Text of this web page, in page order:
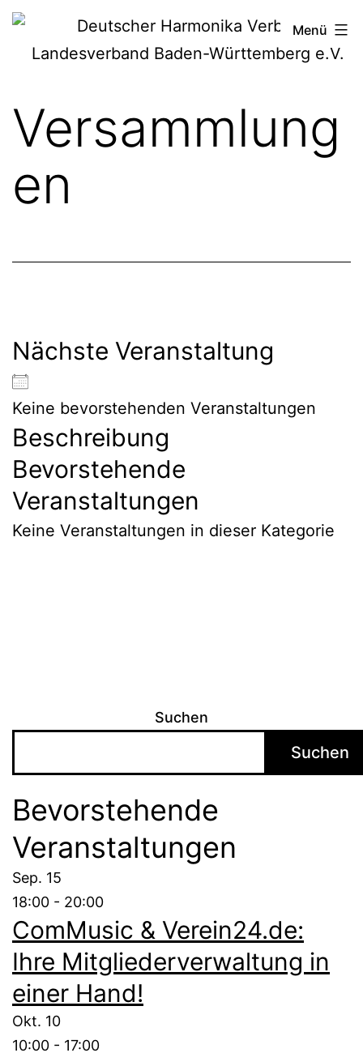
Zum
Deutscher
Harmonika-
Menü
Versammlung
en
Nächste Veranstaltung
Keine bevorstehenden Veranstaltungen
Beschreibung
Bevorstehende
Veranstaltungen
Keine Veranstaltungen in dieser Kategorie
Suchen
Suchen
Bevorstehende
Veranstaltungen
Sep. 15
18:00 - 20:00
ComMusic & Verein24.de:
Ihre Mitgliederverwaltung in
einer Hand!
Okt. 10
10:00 - 17:00